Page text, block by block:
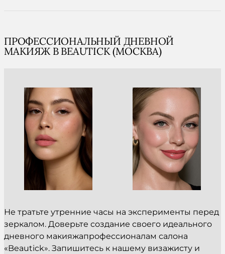
ПРОФЕССИОНАЛЬНЫЙ ДНЕВНОЙ
МАКИЯЖ В BEAUTICK (МОСКВА)
Не тратьте утренние часы на эксперименты перед
зеркалом. Доверьте создание своего идеального
дневного макияжапрофессионалам салона
«Beautick». Запишитесь к нашему визажисту и